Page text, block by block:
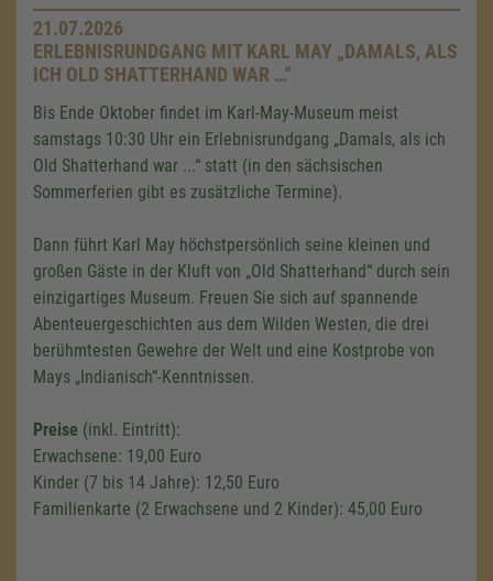
21.07.2026
ERLEBNISRUNDGANG MIT KARL MAY „DAMALS, ALS
ICH OLD SHATTERHAND WAR …“
Bis Ende Oktober findet im Karl-May-Museum meist
samstags 10:30 Uhr ein Erlebnisrundgang „Damals, als ich
Old Shatterhand war ...“ statt (in den sächsischen
Sommerferien gibt es zusätzliche Termine).
Dann führt Karl May höchstpersönlich seine kleinen und
großen Gäste in der Kluft von „Old Shatterhand“ durch sein
einzigartiges Museum. Freuen Sie sich auf spannende
Abenteuergeschichten aus dem Wilden Westen, die drei
berühmtesten Gewehre der Welt und eine Kostprobe von
Mays „Indianisch“-Kenntnissen.
Preise (inkl. Eintritt):
Erwachsene: 19,00 Euro
Kinder (7 bis 14 Jahre): 12,50 Euro
Familienkarte (2 Erwachsene und 2 Kinder): 45,00 Euro